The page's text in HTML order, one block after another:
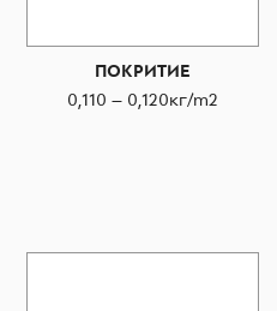
ПОКРИТИЕ
0,110 – 0,120кг/m2